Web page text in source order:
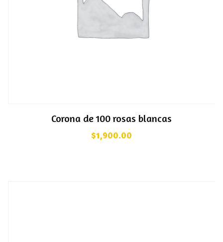
Corona de 100 rosas blancas
$1,900.00